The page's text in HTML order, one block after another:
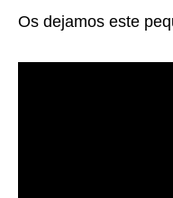
Os dejamos este